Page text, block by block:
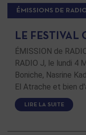
ÉMISSIONS DE
LE FESTIVAL
ÉMISSION de
RADIO J, le lundi 4
Boniche, Nasrine
El Atrache et bien
LIRE LA SUITE